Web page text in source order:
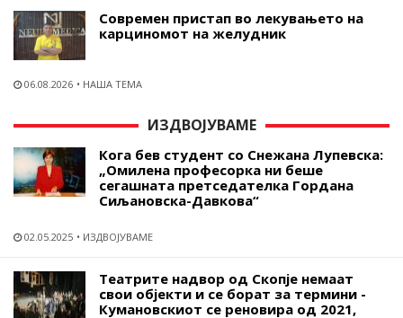
Современ пристап во лекувањето на
карциномот на желудник
06.08.2026 НАША ТЕМА
ИЗДВОЈУВАМЕ
Кога бев студент со Снежана Лупевска:
„Омилена професорка ни беше
сегашната претседателка Гордана
Сиљановска-Давкова“
02.05.2025 ИЗДВОЈУВАМЕ
Театрите надвор од Скопје немаат
свои објекти и се борат за термини -
Кумановскиот се реновира од 2021,